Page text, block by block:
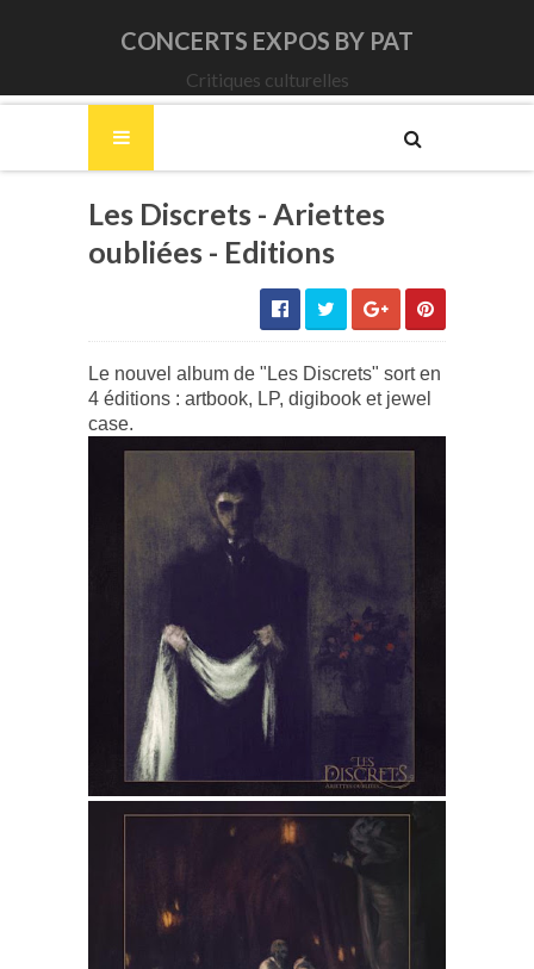
CONCERTS EXPOS BY PAT
Critiques culturelles
Les Discrets - Ariettes
oubliées - Editions
Le nouvel album de "Les Discrets" sort en
4 éditions : artbook, LP, digibook et jewel
case.